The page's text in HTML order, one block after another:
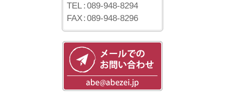
TEL :089-948-8294
FAX:089-948-8296